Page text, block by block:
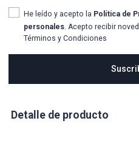
He leído y acepto la Política de
personales. Acepto recibir
Términos y Condiciones
Detalle de producto